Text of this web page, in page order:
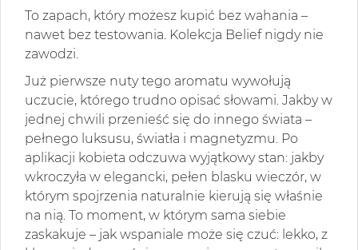
To zapach, który możesz kupić bez wahania –
nawet bez testowania. Kolekcja Belief nigdy nie
zawodzi.
Już pierwsze nuty tego aromatu wywołują
uczucie, którego trudno opisać słowami. Jakby w
jednej chwili przenieść się do innego świata –
pełnego luksusu, światła i magnetyzmu. Po
aplikacji kobieta odczuwa wyjątkowy stan: jakby
wkroczyła w elegancki, pełen blasku wieczór, w
którym spojrzenia naturalnie kierują się właśnie
na nią. To moment, w którym sama siebie
zaskakuje – jak wspaniale może się czuć: lekko, z